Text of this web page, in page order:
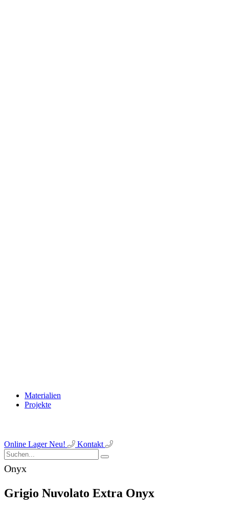
Materialien
Projekte
Online LagerNeu! Kontakt
Onyx
Grigio Nuvolato Extra Onyx